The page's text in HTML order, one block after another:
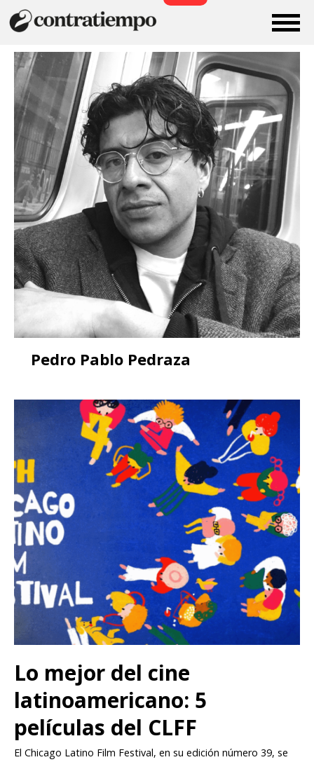
Pedro Pablo Pedraza
Lo mejor del cine
latinoamericano: 5
películas del CLFF
El Chicago Latino Film Festival, en su edición número 39, se